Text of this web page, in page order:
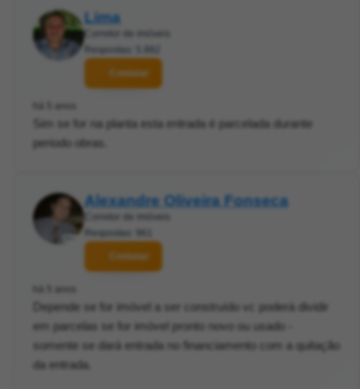
Lima
Corretor de imóveis
Respostas: 5.882
Contatar
há 5 anos
Sim se for na planta esta entrada é parcelada durante
periodo obras.
Alexandre Oliveira Fonseca
Corretor de imóveis
Respostas: 961
Contatar
há 5 anos
Depende se for imóvel a ser construído vc poderá dividir
em parcelas se for imóvel pronto novo ou usado -
somente se dará entrada no financiamento com a quitação
da entrada.